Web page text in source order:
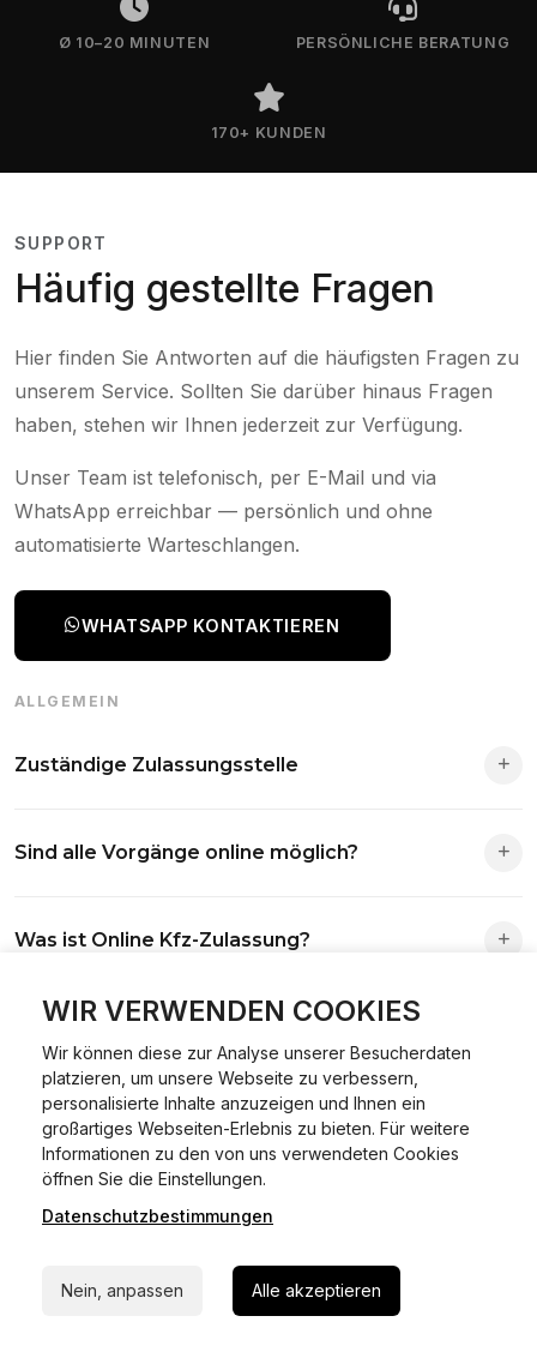
WIR VERWENDEN COOKIES
Wir können diese zur Analyse unserer Besucherdaten
platzieren, um unsere Webseite zu verbessern,
personalisierte Inhalte anzuzeigen und Ihnen ein
großartiges Webseiten-Erlebnis zu bieten. Für weitere
Informationen zu den von uns verwendeten Cookies
öffnen Sie die Einstellungen.
Datenschutzbestimmungen
Nein, anpassen Alle akzeptieren
Ø 10–20 MINUTEN PERSÖNLICHE BERATUNG
170+ KUNDEN
SUPPORT
Häufig gestellte Fragen
Hier finden Sie Antworten auf die häufigsten Fragen zu
unserem Service. Sollten Sie darüber hinaus Fragen
haben, stehen wir Ihnen jederzeit zur Verfügung.
Unser Team ist telefonisch, per E-Mail und via
WhatsApp erreichbar — persönlich und ohne
automatisierte Warteschlangen.
WHATSAPP KONTAKTIEREN
ALLGEMEIN
Zuständige Zulassungsstelle
Antrag wird automatisch an die richtige Stelle weitergeleitet.
Sind alle Vorgänge online möglich?
Abmeldungen für Fahrzeuge mit Erstzulassung vor dem
Was ist Online Kfz-Zulassung?
Ein Internetverfahren, mit dem du Fahrzeuge anmelden,
Dokumentprüfung und Bezahlung.
Welche Vorteile gibt es?
Zeitersparnis, flexible Durchführung, kein Besuch der
Behörde notwendig.
Welche Unterlagen werden benötigt?
Fahrzeugbrief, Fahrzeugschein, Ausweis oder Reisepass,
Versicherungsnachweis, falls erforderlich TÜV-Bericht.
Die Prozesse laufen über gesicherte Verbindungen mit
Identitätsprüfung.
Kann ich mein Fahrzeug online ummelden oder